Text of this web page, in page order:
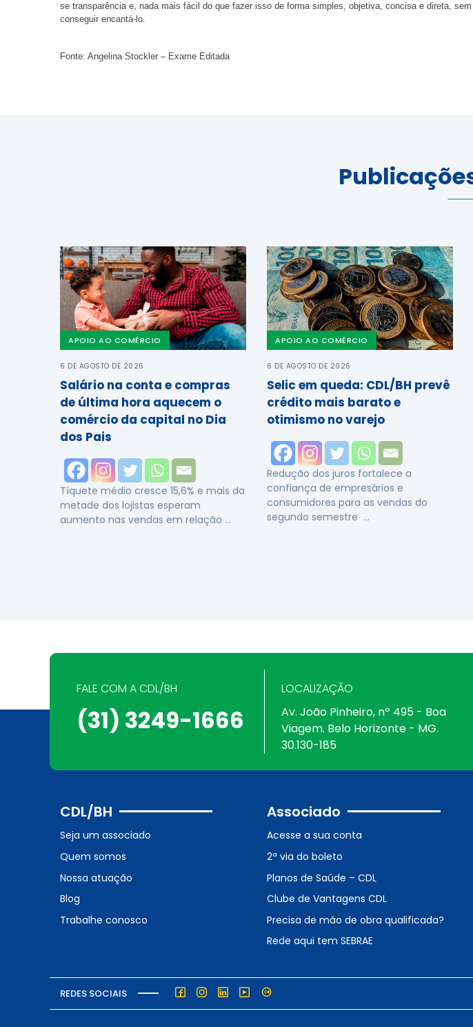
se transparência e, nada mais fácil do que fazer isso de forma simples, objetiva, concisa e direta,
conseguir encantá-lo.
Fonte: Angelina Stockler – Exame Editada
APOIO AO COMÉRCIO
6 DE AGOSTO DE 2026
Salário na conta e compras
de última hora aquecem o
comércio da capital no Dia
dos Pais
Tíquete médio cresce 15,6% e mais da
metade dos lojistas esperam
aumento nas vendas em relação …
APOIO AO COMÉRCIO
6 DE AGOSTO DE 2026
Selic em queda: CDL/BH prevê
crédito mais barato e
otimismo no varejo
Redução dos juros fortalece a
confiança de empresários e
consumidores para as vendas do
segundo semestre …
FALE COM A CDL/BH
(31) 3249-1666
LOCALIZAÇÃO
Av. João Pinheiro, nº 495 - Boa
Viagem. Belo Horizonte - MG.
30.130-185
CDL/BH
Seja um associado
Quem somos
Nossa atuação
Blog
Trabalhe conosco
Associado
Acesse a sua conta
2ª via do boleto
Planos de Saúde – CDL
Clube de Vantagens CDL
Precisa de mão de obra qualificada?
Rede aqui tem SEBRAE
REDES SOCIAIS